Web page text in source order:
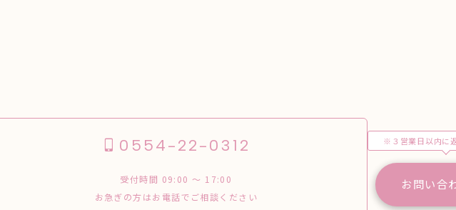
0554-22-0312
受付時間 09:00 〜 17:00
お急ぎの方はお電話でご相談ください
※３営業日以内に
お問い合